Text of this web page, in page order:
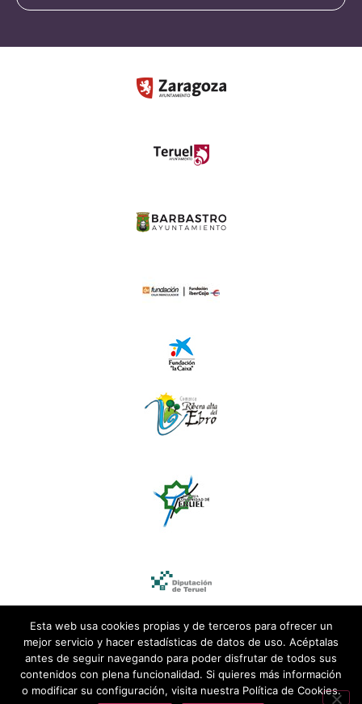
Esta web usa cookies propias y de terceros para ofrecer un
mejor servicio y hacer estadísticas de datos de uso. Acéptalas
antes de seguir navegando para poder disfrutar de todos sus
contenidos con plena funcionalidad. Si quieres más información
o modificar su configuración, visita nuestra Política de Cookies.